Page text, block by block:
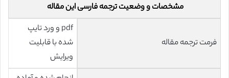
مشخصات و وضعیت ترجمه فارسی این مقاله
فرمت ترجمه مقاله
pdf و ورد تایپ
شده با قابلیت
ویرایش